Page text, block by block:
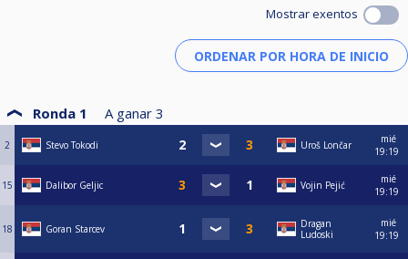
Mostrar exentos
Ronda 1 A ganar 3
2 Stevo Tokodi Uroš Lončar
mié
19:19
15 Dalibor Geljic Vojin Pejić
mié
19:19
18 Goran Starcev
Dragan
Ludoski
mié
19:19